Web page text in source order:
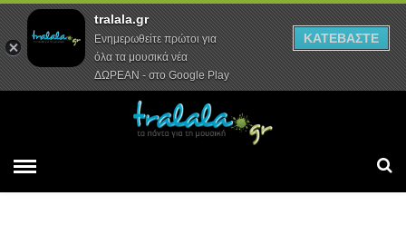
Αρχική Συνεντεύξεις Ρεπορτάζ
tralala.gr
Ενημερωθείτε πρώτοι για
όλα τα μουσικά νέα
ΔΩΡΕΑΝ - στο Google Play
ΚΑΤΕΒΑΣΤΕ